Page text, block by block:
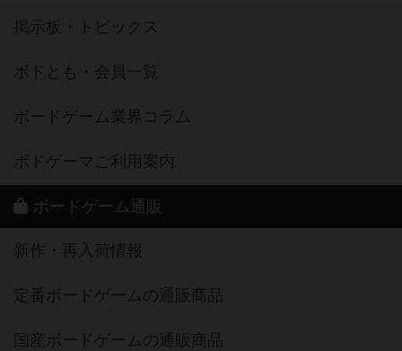
掲示板・トピックス
ボドとも・会員一覧
ボードゲーム業界コラム
ボドゲーマご利用案内
ボードゲーム通販
新作・再入荷情報
定番ボードゲームの通販商品
国産ボードゲームの通販商品